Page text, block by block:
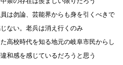
は勿論、芸能界からも身を引くべきで
ない。老兵は消え行くのみ
高校時代を知る地元の岐阜市民からし
和感を感じているだろうと思う